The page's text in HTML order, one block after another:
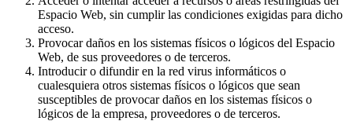
Espacio Web, sin cumplir las condiciones exigidas para dicho
acceso.
Provocar daños en los sistemas físicos o lógicos del Espacio
Web, de sus proveedores o de terceros.
Introducir o difundir en la red virus informáticos o
cualesquiera otros sistemas físicos o lógicos que sean
susceptibles de provocar daños en los sistemas físicos o
lógicos de la empresa, proveedores o de terceros.